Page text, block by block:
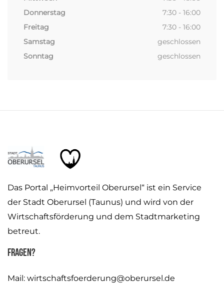
Donnerstag
7:30 - 16:00
Freitag
7:30 - 16:00
Samstag
geschlossen
Sonntag
geschlossen
Das Portal „Heimvorteil Oberursel“ ist ein Service
der Stadt Oberursel (Taunus) und wird von der
Wirtschaftsförderung und dem Stadtmarketing
betreut.
Fragen?
Mail: wirtschaftsfoerderung@oberursel.de